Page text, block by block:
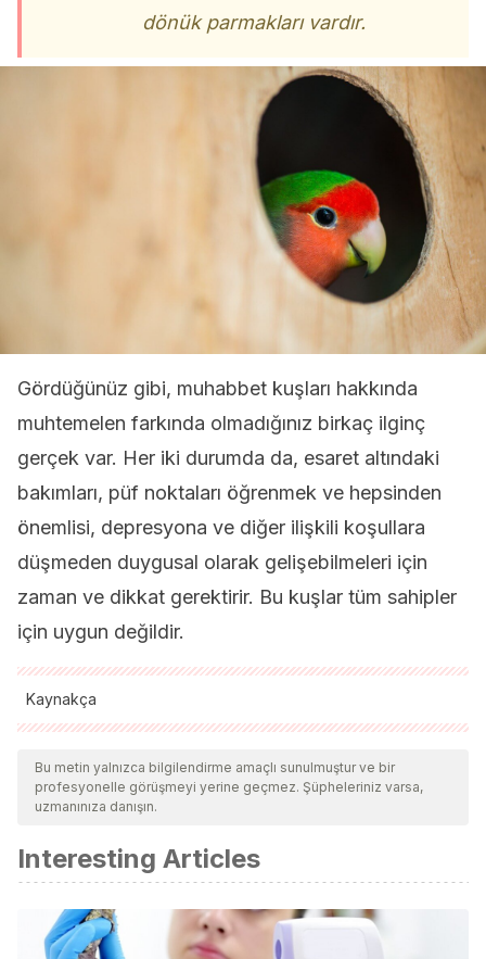
dönük parmakları vardır.
Gördüğünüz gibi, muhabbet kuşları hakkında
muhtemelen farkında olmadığınız birkaç ilginç
gerçek var. Her iki durumda da, esaret altındaki
bakımları, püf noktaları öğrenmek ve hepsinden
önemlisi, depresyona ve diğer ilişkili koşullara
düşmeden duygusal olarak gelişebilmeleri için
zaman ve dikkat gerektirir. Bu kuşlar tüm sahipler
için uygun değildir.
Kaynakça
Tüm alıntı yapılan kaynaklar, kalitelerini, güvenilirliklerini,
güncelliklerini ve geçerliliklerini sağlamak için ekibimiz
tarafından derinlemesine incelendi. Bu makalenin bibliyografisi
kabul edildi.
Dyck, J. (1971). Structure and colour-production of the blue
barbs of Agapornis roseicollis and Cotinga
maynana.Zeitschrift für Zellforschung und Mikroskopische
Bu metin yalnızca bilgilendirme amaçlı sunulmuştur ve bir
profesyonelle görüşmeyi yerine geçmez. Şüpheleriniz varsa,
uzmanınıza danışın.
Interesting Articles